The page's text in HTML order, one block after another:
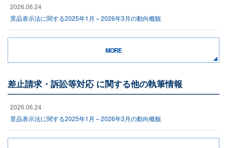
2026.06.24
景品表示法に関する2025年1月～2026年3月の動向概観
MORE
差止請求・訴訟等対応 に関する他の執筆情報
2026.06.24
景品表示法に関する2025年1月～2026年3月の動向概観